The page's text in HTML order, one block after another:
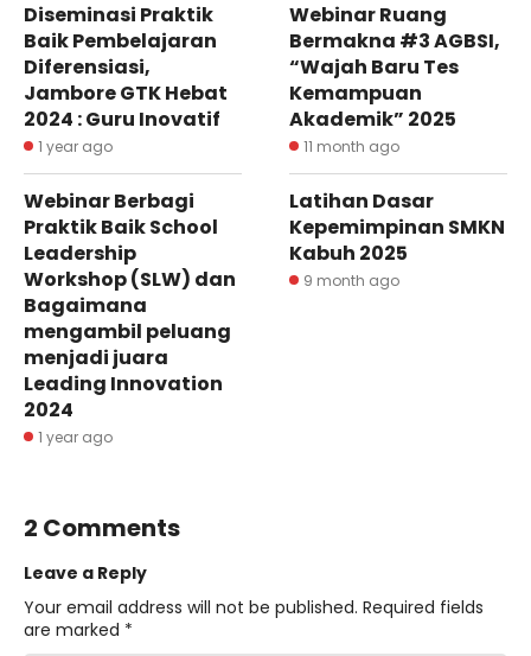
Diseminasi Praktik
Baik Pembelajaran
Diferensiasi,
Jambore GTK Hebat
2024 : Guru Inovatif
1 year ago
Webinar Ruang
Bermakna #3 AGBSI,
“Wajah Baru Tes
Kemampuan
Akademik” 2025
11 month ago
Webinar Berbagi
Praktik Baik School
Leadership
Workshop (SLW) dan
Bagaimana
mengambil peluang
menjadi juara
Leading Innovation
2024
1 year ago
Latihan Dasar
Kepemimpinan SMKN
Kabuh 2025
9 month ago
2 Comments
Leave a Reply
Your email address will not be published. Required fields
are marked *